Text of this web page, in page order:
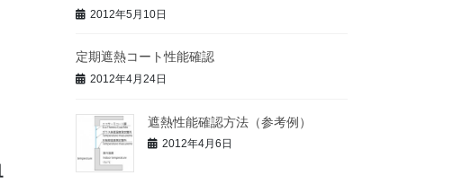
2012年5月10日
定期遮熱コート性能確認
2012年4月24日
遮熱性能確認方法（参考例）
2012年4月6日